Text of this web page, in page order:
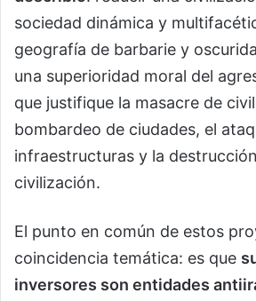
sociedad dinámica y
geografía de barbarie y
una superioridad moral del
que justifique la masacre de
bombardeo de ciudades, el
infraestructuras y la
civilización.
El punto en común de estos
coincidencia temática: es que
inversores son entidades